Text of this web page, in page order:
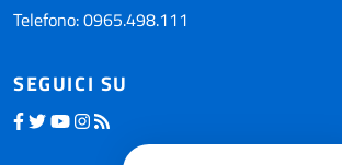
Telefono: 0965.498.111
SEGUICI SU